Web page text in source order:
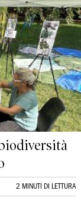
2 MINUTI DI LETTURA